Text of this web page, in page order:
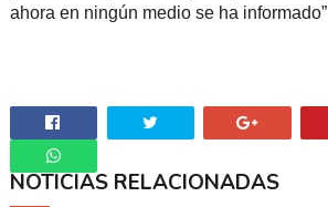
ahora en ningún medio se ha informado”
Whatsapp
NOTICIAS RELACIONADAS